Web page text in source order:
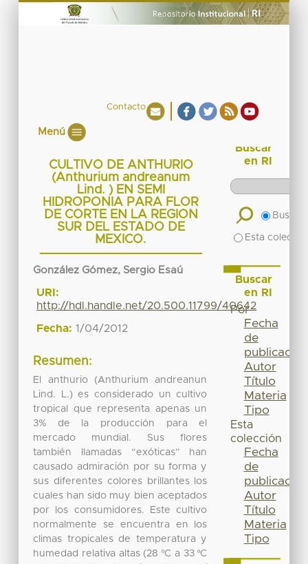
Contacto
Menú
CULTIVO DE ANTHURIO
(Anthurium andreanum
Lind. ) EN SEMI
HIDROPONIA PARA FLOR
DE CORTE EN LA REGION
SUR DEL ESTADO DE
MEXICO.
González Gómez, Sergio Esaú
URI:
http://hdl.handle.net/20.500.11799/40642
Fecha: 1/04/2012
Resumen:
El anthurio (Anthurium andreanun
Lind. L.) es considerado un cultivo
tropical que representa apenas un
3% de la producción para el
mercado mundial. Sus flores
también llamadas “exóticas” han
causado admiración por su forma y
sus diferentes colores brillantes los
cuales han sido muy bien aceptados
por los consumidores. Este cultivo
normalmente se encuentra en los
climas tropicales de temperatura y
humedad relativa altas (28 ºC a 33 ºC
Buscar
en RI
Buscar
Esta
Buscar
en RI
Por
Fecha
de
publicación
Autor
Título
Materia
Tipo
Esta
colección
Fecha
de
publicación
Autor
Título
Materia
Tipo